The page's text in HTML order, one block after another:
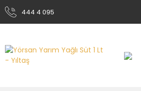
444 4 095